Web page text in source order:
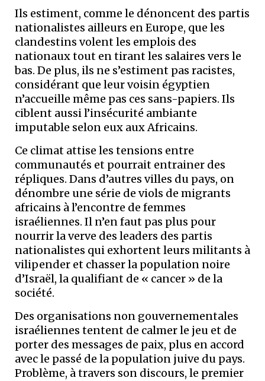
Ils estiment, comme le dénoncent des partis
nationalistes ailleurs en Europe, que les
clandestins volent les emplois des
nationaux tout en tirant les salaires vers le
bas. De plus, ils ne s’estiment pas racistes,
considérant que leur voisin égyptien
n’accueille même pas ces sans-papiers. Ils
ciblent aussi l’insécurité ambiante
imputable selon eux aux Africains.
Ce climat attise les tensions entre
communautés et pourrait entrainer des
répliques. Dans d’autres villes du pays, on
dénombre une série de viols de migrants
africains à l’encontre de femmes
israéliennes. Il n’en faut pas plus pour
nourrir la verve des leaders des partis
nationalistes qui exhortent leurs militants à
vilipender et chasser la population noire
d’Israël, la qualifiant de « cancer » de la
société.
Des organisations non gouvernementales
israéliennes tentent de calmer le jeu et de
porter des messages de paix, plus en accord
avec le passé de la population juive du pays.
Problème, à travers son discours, le premier